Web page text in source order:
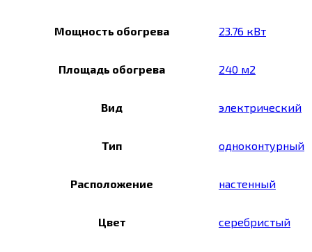
Мощность обогрева 23.76 кВт
Площадь обогрева 240 м2
Вид электрический
Тип одноконтурный
Расположение настенный
Цвет серебристый